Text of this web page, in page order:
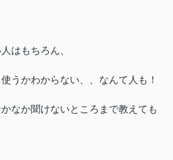
はもちろん、
うかわからない、、なんて人も！
なか聞けないところまで教えても